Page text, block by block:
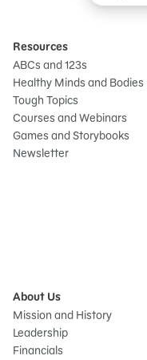
Resources
ABCs and 123s
Healthy Minds and Bodies
Tough Topics
Courses and Webinars
Games and Storybooks
Newsletter
About Us
Mission and History
Leadership
Financials